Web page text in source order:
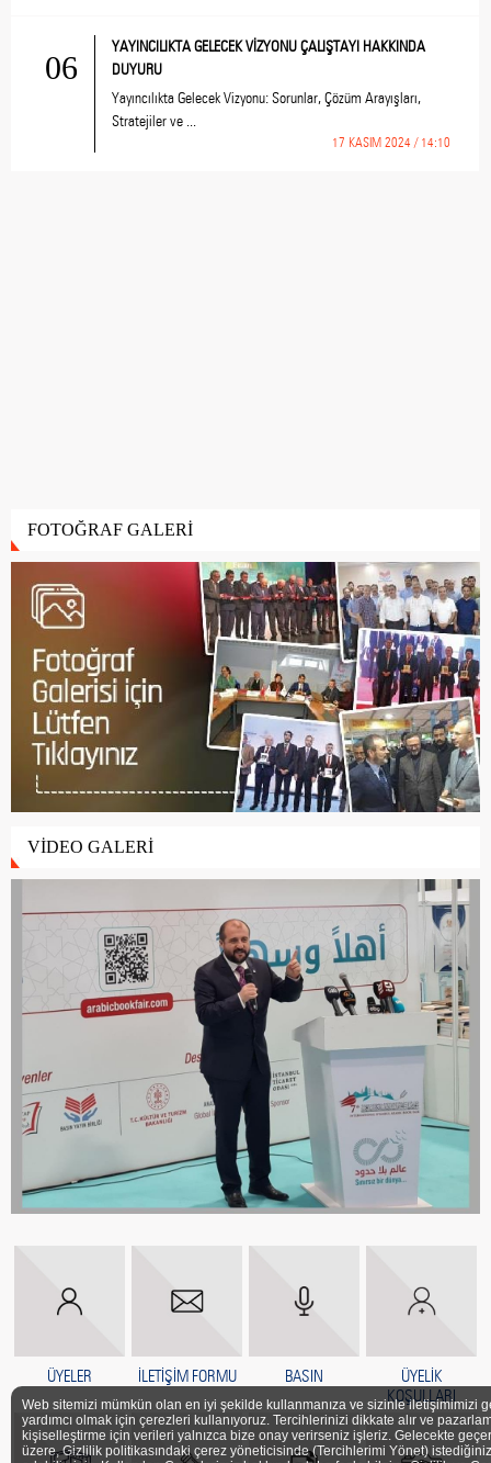
06
YAYINCILIKTA GELECEK VİZYONU ÇALIŞTAYI HAKKINDA
DUYURU
Yayıncılıkta Gelecek Vizyonu: Sorunlar, Çözüm Arayışları,
Stratejiler ve ...
17 KASIM 2024 / 14:10
FOTOĞRAF GALERİ
VİDEO GALERİ
ÜYELER İLETİŞİM FORMU BASIN
ÜYELİK
KOŞULLARI
Web sitemizi mümkün olan en iyi şekilde kullanmanıza ve sizinle iletişimimizi
yardımcı olmak için çerezleri kullanıyoruz. Tercihlerinizi dikkate alır ve
kişiselleştirme için verileri yalnızca bize onay verirseniz işleriz. Gelecekte
üzere, Gizlilik politikasındaki çerez yöneticisinde (Tercihlerimi Yönet)